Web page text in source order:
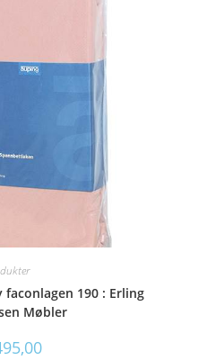
faconlagen 190 : Erling
Møbler